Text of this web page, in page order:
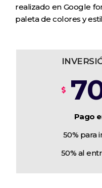
realizado en Google
paleta de colores y
Pago
50% para
50% al